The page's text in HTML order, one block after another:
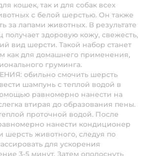
кошек, так и для собак всех
с белой шерстью. Он также
за лапами животных. В результате
получает здоровую кожу, свежесть,
вид шерсти. Такой набор станет
как для домашнего применения,
груминга.
обильно смочить шерсть
шампунь с теплой водой в
равномерно нанести на
втирая до образования пены.
проточной водой. После
нанести кондиционер
шерсть животного, следуя по
для ускорения
3-5 минут. Затем ополоснуть